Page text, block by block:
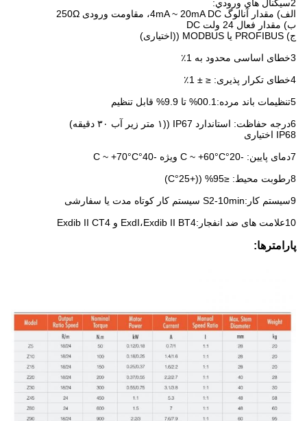
الف) مقدار آنالوگ 4mA ~ 20mA DC، مقاومت ورودی 250Ω
ب) مقدار فعال 24 ولت DC
ج) PROFIBUS یا MODBUS ((اختیاری)
4خطای تکرار پذیری: ≤ ± 1٪
5تنظیمات باند مرده:00.1% تا 9.9% قابل تنظیم
6درجه حفاظت: استاندارد IP67 ((۱ متر زیر آب ۳۰ دقیقه)
IP68 اختیاری
8رطوبت محیط: ≤95% ((+25°C)
9سیستم کار:S2-10min سیستم کار کوتاه مدت یا سفارشی
10علامت های ضد انفجار:ExdI،Exdib II BT4 و Exdib II CT4
پارامترها: